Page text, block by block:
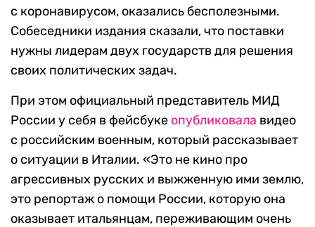
с коронавирусом, оказались бесполезными.
Собеседники издания сказали, что поставки
нужны лидерам двух государств для решения
своих политических задач.
При этом официальный представитель МИД
России у себя в фейсбуке опубликовала видео
с российским военным, который рассказывает
о ситуации в Италии. «Это не кино про
агрессивных русских и выжженную ими землю,
это репортаж о помощи России, которую она
оказывает итальянцам, переживающим очень